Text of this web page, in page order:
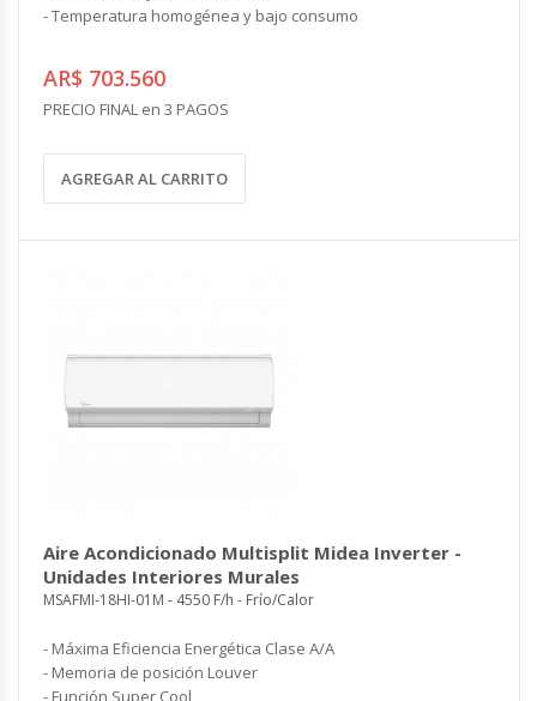
- Temperatura homogénea y bajo consumo
AR$ 703.560
PRECIO FINAL en 3 PAGOS
AGREGAR AL CARRITO
Aire Acondicionado Multisplit Midea Inverter -
Unidades Interiores Murales
MSAFMI-18HI-01M - 4550 F/h - Frío/Calor
- Máxima Eficiencia Energética Clase A/A
- Memoria de posición Louver
- Función Super Cool